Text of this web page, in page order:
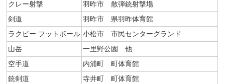
クレー射撃
羽昨市 散弾銃射撃場
剣道
羽昨市 県羽昨体育館
ラクビー フットボール 小松市 市民センターグランド
山岳
一里野公園 他
空手道
内浦町 町体育館
銃剣道
寺井町 町体育館